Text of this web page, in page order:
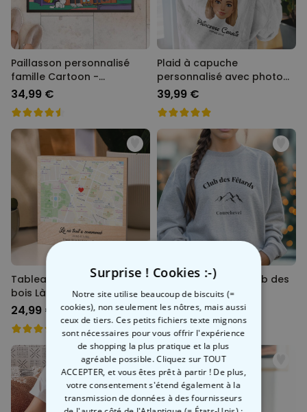
Paillasson personnalisé
famille Cartoon -
Illustration
34,99 €
Plaid à capuche
personnalisé avec photo
Cartoon
39,99 €
Tableau personnalisé en
bois Là où tout a
commencé
24,99 €
Pull personnalisé Club des
fêtards
39,99 €
Surprise ! Cookies :-)
Notre site utilise beaucoup de biscuits (=
cookies), non seulement les nôtres, mais aussi
ceux de tiers. Ces petits fichiers texte mignons
sont nécessaires pour vous offrir l'expérience
de shopping la plus pratique et la plus
agréable possible. Cliquez sur TOUT
ACCEPTER, et vous êtes prêt à partir ! De plus,
votre consentement s'étend également à la
transmission de données à des fournisseurs